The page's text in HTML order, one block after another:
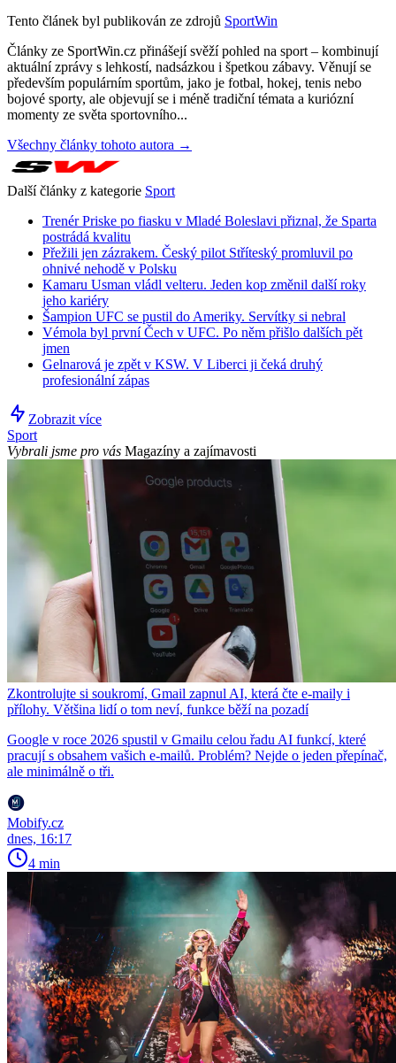
Tento článek byl publikován ze zdrojů SportWin
Články ze SportWin.cz přinášejí svěží pohled na sport – kombinují
aktuální zprávy s lehkostí, nadsázkou i špetkou zábavy. Věnují se
především populárním sportům, jako je fotbal, hokej, tenis nebo
bojové sporty, ale objevují se i méně tradiční témata a kuriózní
momenty ze světa sportovního...
Všechny články tohoto autora →
Další články z kategorie Sport
Trenér Priske po fiasku v Mladé Boleslavi přiznal, že Sparta
postrádá kvalitu
Přežili jen zázrakem. Český pilot Stříteský promluvil po
ohnivé nehodě v Polsku
Kamaru Usman vládl velteru. Jeden kop změnil další roky
jeho kariéry
Šampion UFC se pustil do Ameriky. Servítky si nebral
Vémola byl první Čech v UFC. Po něm přišlo dalších pět
jmen
Gelnarová je zpět v KSW. V Liberci ji čeká druhý
profesionální zápas
Zobrazit více
Sport
Vybrali jsme pro vás Magazíny a zajímavosti
Zkontrolujte si soukromí, Gmail zapnul AI, která čte e-maily i
přílohy. Většina lidí o tom neví, funkce běží na pozadí
Google v roce 2026 spustil v Gmailu celou řadu AI funkcí, které
pracují s obsahem vašich e-mailů. Problém? Nejde o jeden přepínač,
ale minimálně o tři.
Mobify.cz
dnes, 16:17
4 min